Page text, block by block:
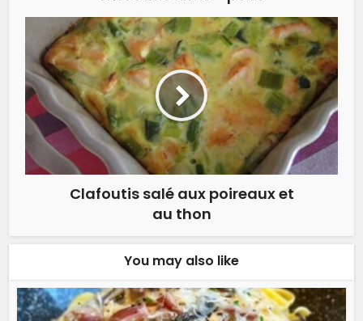
Clafoutis salé aux poireaux et
au thon
You may also like